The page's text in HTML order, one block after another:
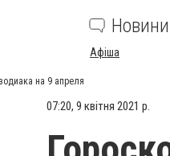
Новини
Афіша
на 9 апреля
07:20, 9 квітня 2021 р.